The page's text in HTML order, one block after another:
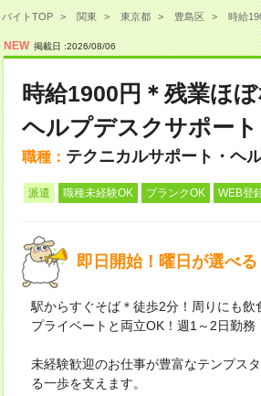
バイトTOP 関東 東京都 豊島区 時給
NEW 掲載日 :2026/08/06
時給1900円＊残業ほ
ヘルプデスクサポート
職種： テクニカルサポート・ヘ
派遣 職種未経験OK ブランクOK WEB登
即日開始！曜日が選べる
駅からすぐそば＊徒歩2分！周りにも飲
プライベートと両立OK！週1～2日勤務
未経験歓迎のお仕事が豊富なテンプス
る一歩を支えます。